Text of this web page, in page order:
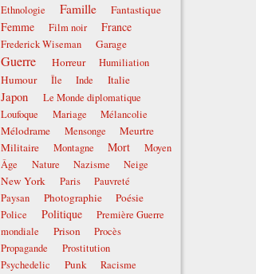
Ethnologie Famille Fantastique
Femme Film noir France
Frederick Wiseman Garage
Guerre Horreur Humiliation
Humour Île Inde Italie
Japon
Le Monde diplomatique
Loufoque
Mariage Mélancolie
Mélodrame Mensonge
Meurtre
Militaire
Montagne Mort
Moyen
Âge
Nature Nazisme Neige
New York Paris
Pauvreté
Paysan
Photographie Poésie
Police Politique
Première Guerre
mondiale
Prison
Procès
Propagande
Prostitution
Psychedelic
Punk
Racisme